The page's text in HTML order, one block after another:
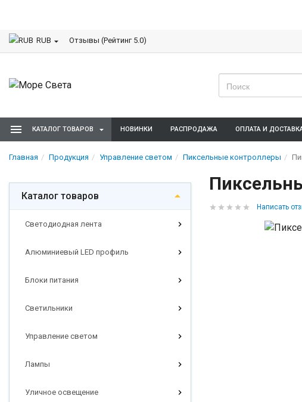
RUB Отзывы (Рейтинг 5.0)
КАТАЛОГ ТОВАРОВ НОВИНКИ РАСПРОДАЖА ОПЛАТА И
Главная Продукция Управление светом Пиксельные контроллеры
Каталог товаров
Светодиодная лента
Алюминиевый LED профиль
Блоки питания
Светильники
Управление светом
Лампы
Уличное освещение
Написать